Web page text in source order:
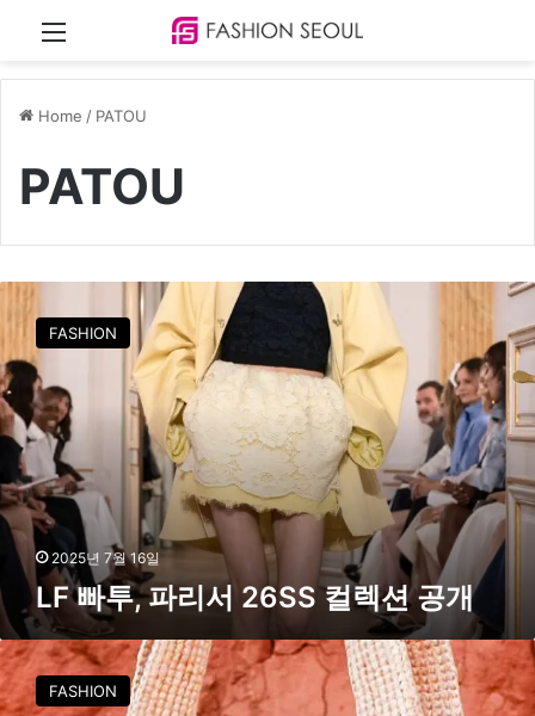
Home / PATOU
PATOU
F
투
,
파
리
2
6
컬
렉
션
공
개
FASHION
2025년 7월 16일
LF 빠투, 파리서 26SS 컬렉션 공개
빠
뚜
가
FASHION